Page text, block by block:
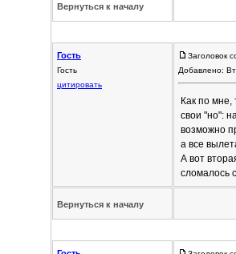
Вернуться к началу
Гость
Гость
цитировать
Заголовок
Добавлено:
Как по мне,
свои "но":
возможно
а все
А вот
сломалось
Вернуться к началу